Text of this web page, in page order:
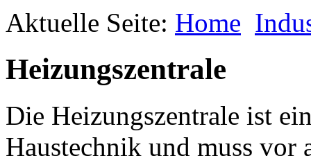
Aktuelle Seite: Home
Heizungszentrale
Die Heizungszentrale ist
Haustechnik und muss